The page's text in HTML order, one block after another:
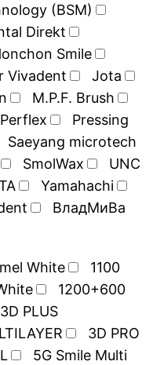
(BSM)
Direkt
Smile
Vivadent
Jota
M.P.F. Brush
Perflex
Pressing
Saeyang microtech
SmolWax
UNC
Yamahachi
ВладМиВа
White
1100
1200+600
3D PLUS
3D PRO
5G Smile Multi